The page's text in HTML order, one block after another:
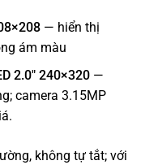
— hiển thị
ám màu
2.0″ 240×320—
camera 3.15MP
không tự tắt; với